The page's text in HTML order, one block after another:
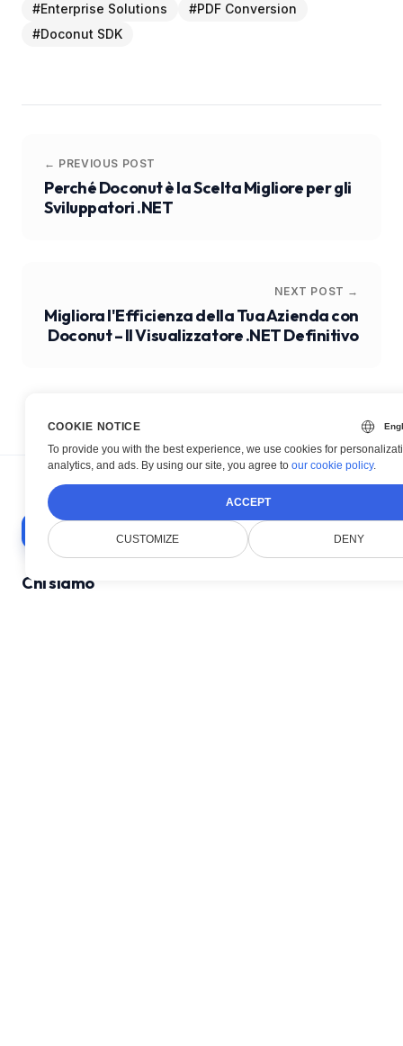
#Enterprise Solutions #PDF Conversion
#Doconut SDK
← PREVIOUS POST
Perché Doconut è la Scelta Migliore per gli
Sviluppatori .NET
NEXT POST →
Migliora l'Efficienza della Tua Azienda con
Doconut – Il Visualizzatore .NET Definitivo
Chi siamo
COOKIE NOTICE
To provide you with the best experience, we use cookies for
analytics, and ads. By using our site, you agree to our cookie policy.
ACCEPT
CUSTOMIZE DENY